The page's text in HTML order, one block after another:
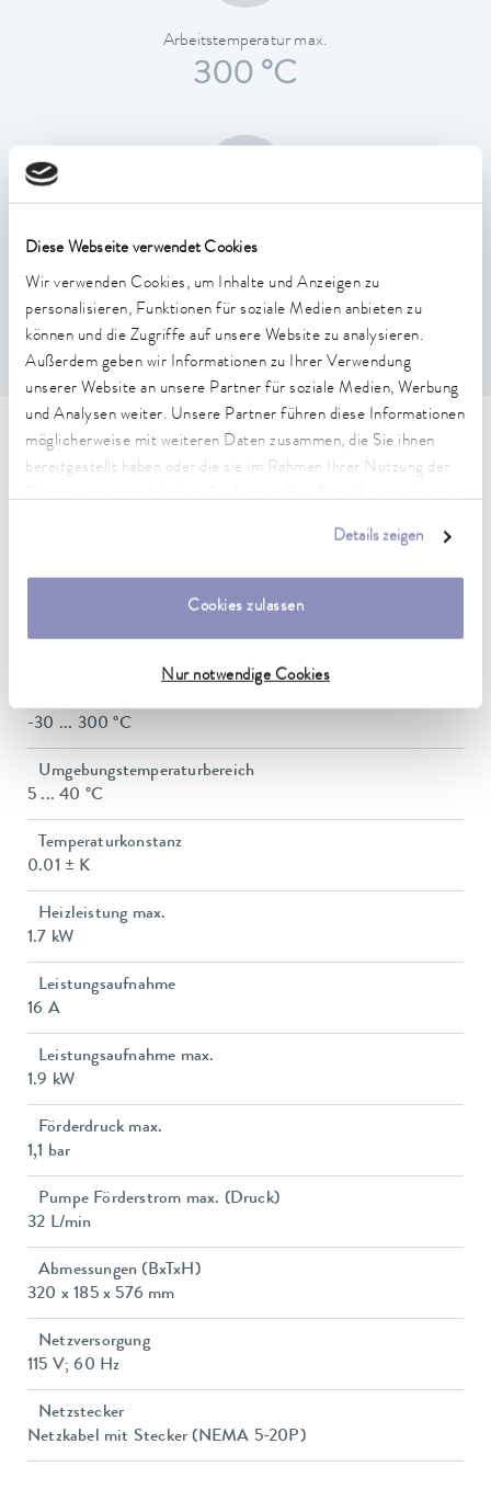
Diese Webseite verwendet Cookies
Wir verwenden Cookies, um Inhalte und Anzeigen zu
personalisieren, Funktionen für soziale Medien anbieten zu
können und die Zugriffe auf unsere Website zu analysieren.
Außerdem geben wir Informationen zu Ihrer Verwendung
unserer Website an unsere Partner für soziale Medien, Werbung
und Analysen weiter. Unsere Partner führen diese Informationen
möglicherweise mit weiteren Daten zusammen, die Sie ihnen
bereitgestellt haben oder die sie im Rahmen Ihrer Nutzung der
Details zeigen
Cookies zulassen
Nur notwendige Cookies
Arbeitstemperatur max.
300 °C
Temperaturkonstanz
0.01 ± K
Technische Merkmale (nach
DIN 12876)
30 ... 300 °C
-30 ... 300 °C
Umgebungstemperaturbereich
5 ... 40 °C
Temperaturkonstanz
0.01 ± K
Heizleistung max.
1.7 kW
Leistungsaufnahme
16 A
Leistungsaufnahme max.
1.9 kW
Förderdruck max.
1,1 bar
Pumpe Förderstrom max. (Druck)
32 L/min
Abmessungen (BxTxH)
320 x 185 x 576 mm
Netzversorgung
115 V; 60 Hz
Netzstecker
Netzkabel mit Stecker (NEMA 5-20P)